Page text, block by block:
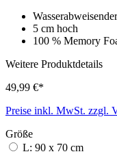
5 cm hoch
100 % Memory
Weitere Produktdetails
49,99 €*
Preise inkl. MwSt. zzgl.
Größe
L: 90 x 70 cm